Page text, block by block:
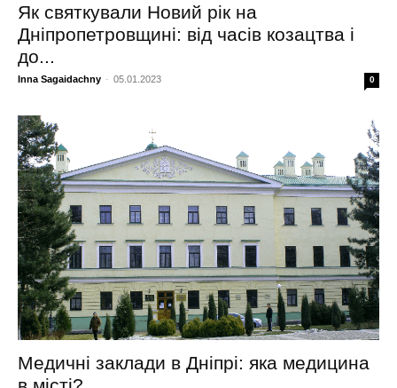
Як святкували Новий рік на
Дніпропетровщині: від часів козацтва і
до...
Inna Sagaidachny - 05.01.2023 0
Медичні заклади в Дніпрі: яка медицина